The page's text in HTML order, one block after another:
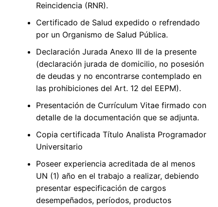
Reincidencia (RNR).
Certificado de Salud expedido o refrendado
por un Organismo de Salud Pública.
Declaración Jurada Anexo III de la presente
(declaración jurada de domicilio, no posesión
de deudas y no encontrarse contemplado en
las prohibiciones del Art. 12 del EEPM).
Presentación de Currículum Vitae firmado con
detalle de la documentación que se adjunta.
Copia certificada Título Analista Programador
Universitario
Poseer experiencia acreditada de al menos
UN (1) año en el trabajo a realizar, debiendo
presentar especificación de cargos
desempeñados, períodos, productos